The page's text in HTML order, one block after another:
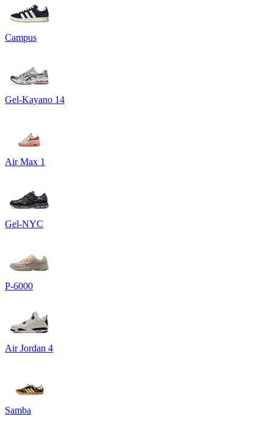
Campus
Gel-Kayano 14
Air Max 1
Gel-NYC
P-6000
Air Jordan 4
Samba